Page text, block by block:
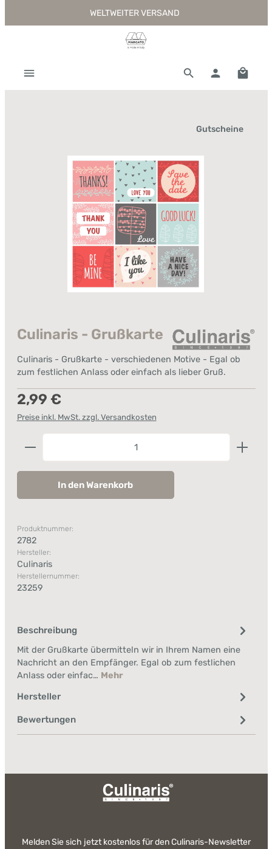
Zum Hauptinhalt springenWELTWEITER VERSAND
Gutscheine
Bildergalerie überspringen
Culinaris - Grußkarte
Culinaris - Grußkarte - verschiedenen Motive - Egal ob
zum festlichen Anlass oder einfach als lieber Gruß.
Regulärer Preis:
2,99 €
Preise inkl. MwSt. zzgl. Versandkosten
Produkt Anzahl: Gib den gewünschten Wert ein
In den Warenkorb
Produktnummer:
2782
Hersteller:
Culinaris
Herstellernummer:
23259
Beschreibung
Mit der Grußkarte übermitteln wir in Ihrem Namen eine
Nachricht an den Empfänger. Egal ob zum festlichen
Anlass oder einfac… Mehr
Hersteller
Bewertungen
Melden Sie sich jetzt kostenlos für den Culinaris-Newsletter